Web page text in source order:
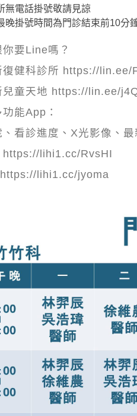
無電話掛號敬請見諒
晚掛號時間為門診結束前10分
你要Line嗎？
復健科診所 https://lin.ee/
兒童天地 https://lin.ee/
能App：
看診進度、X光影像、最
https://lihi1.cc/RvsHI
https://lihi1.cc/jyoma